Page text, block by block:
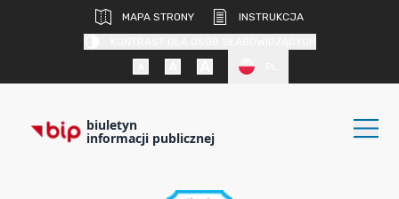
MAPA STRONY
INSTRUKCJA
biuletyn
informacji publicznej